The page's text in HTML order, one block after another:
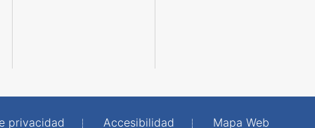
privacidad Accesibilidad Mapa Web